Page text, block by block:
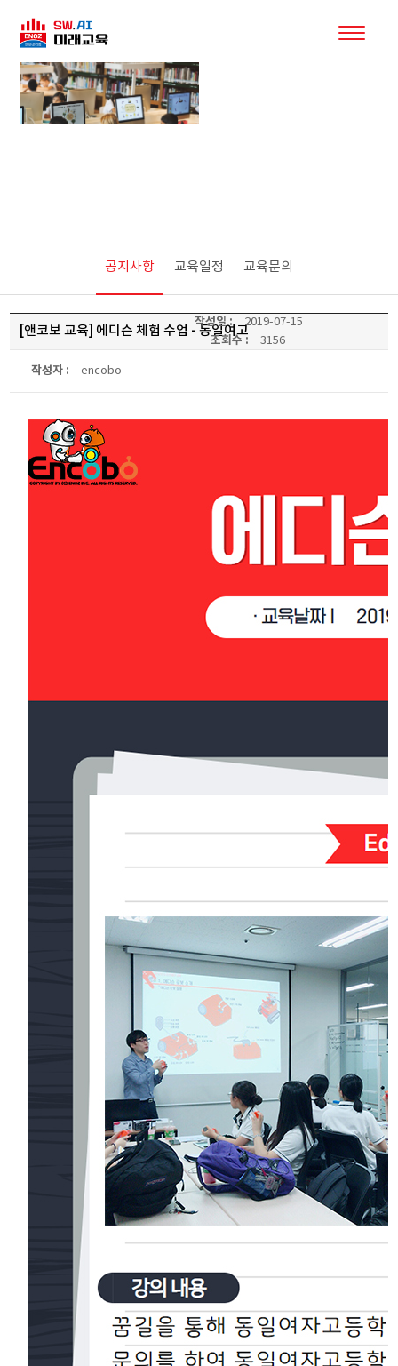
공지사항 교육일정 교육문의
[앤코보 교육] 에디슨 체험 수업 - 동일여고
작성자 : encobo
작성일 : 2019-07-15
조회수 : 3156